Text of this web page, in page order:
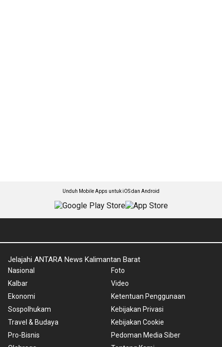
Unduh Mobile Apps untuk iOS dan Android
Jelajahi ANTARA News Kalimantan Barat
Nasional
Kalbar
Ekonomi
Sospolhukam
Travel & Budaya
Pro-Bisnis
Foto
Video
Ketentuan Penggunaan
Kebijakan Privasi
Kebijakan Cookie
Pedoman Media Siber